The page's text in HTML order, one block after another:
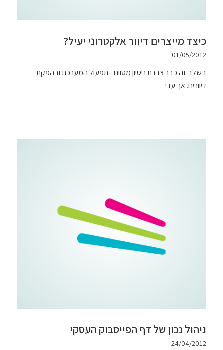
כיצד מייצרים דיוור אלקטרוני יעיל?
01/05/2012
בשלב זה כבר צברת ניסיון מסוים בתפעול המערכת ובהפקת
דיוורים. אך עדי…
ניהול נכון של דף הפייסבוק העסקי
24/04/2012